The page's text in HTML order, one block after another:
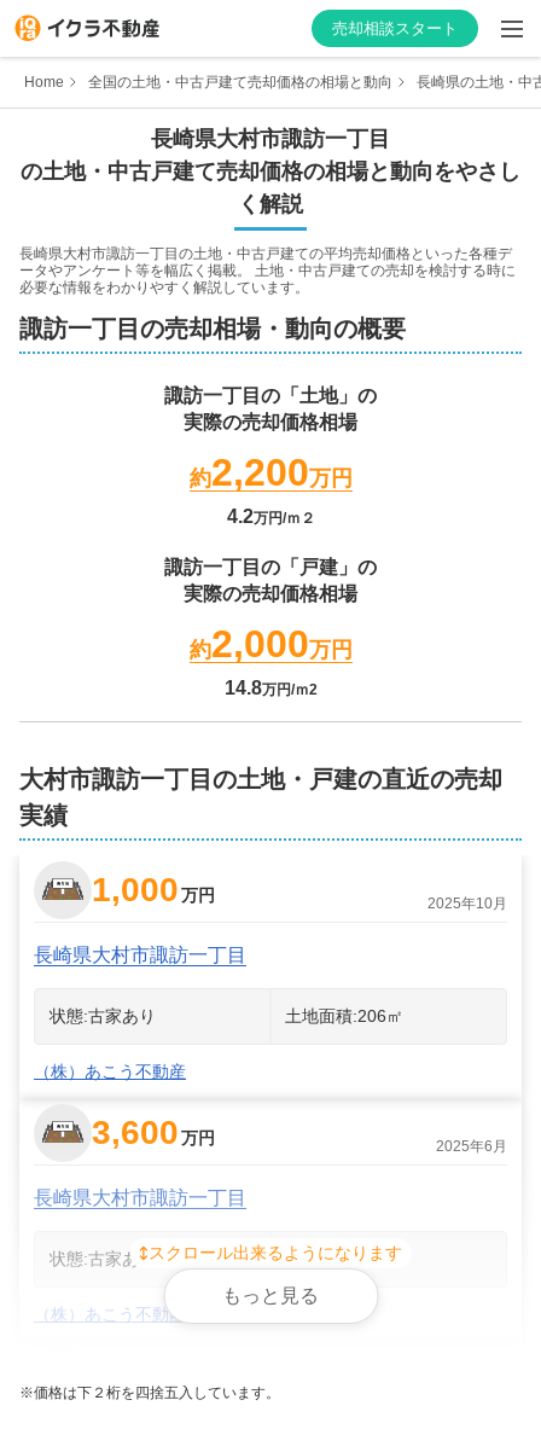
売却相談スタート
はじめての方へ
不動産会社を探す
不動産会社向け情報
Home 全国の土地・中古戸建て売却価格の相場と動向 長崎県の土地・中
長崎県大村市諏訪一丁目
の土地・中古戸建て売却価格の相場と動向をやさし
く解説
長崎県大村市諏訪一丁目 の土地・中古戸建ての平均売却価格といった各種デ
ータやアンケート等を幅広く掲載。 土地・中古戸建ての売却を検討する時に
必要な情報をわかりやすく解説しています。
諏訪一丁目 の売却相場・動向の概要
諏訪一丁目 の「土地」の
実際の売却価格相場
約2,200万円
4.2万円/ｍ２
諏訪一丁目 の「戸建」の
実際の売却価格相場
約2,000万円
14.8万円/ｍ2
大村市諏訪一丁目の土地・戸建の直近の売却
実績
1,000万円 2025年10月
長崎県大村市諏訪一丁目
状態:古家あり 土地面積:206㎡
（株）あこう不動産
3,600万円 2025年6月
長崎県大村市諏訪一丁目
状態:古家あり 土地面積:887 ㎡
（株）あこう不動産
スクロール出来るようになります
もっと見る
※価格は下２桁を四捨五入しています。